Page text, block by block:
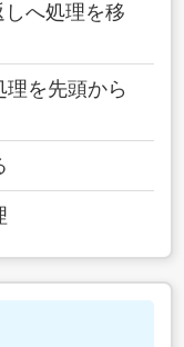
へ処理を移
を先頭から